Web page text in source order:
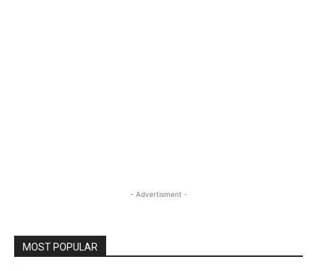
- Advertisment -
MOST POPULAR